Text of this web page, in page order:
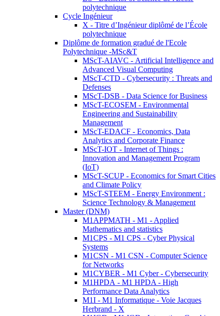
polytechnique
Cycle Ingénieur
X - Titre d’Ingénieur diplômé de l’École
polytechnique
Diplôme de formation gradué de l'Ecole
Polytechnique -MSc&T
MScT-AIAVC - Artificial Intelligence and
Advanced Visual Computing
MScT-CTD - Cybersecurity : Threats and
Defenses
MScT-DSB - Data Science for Business
MScT-ECOSEM - Environmental
Engineering and Sustainability
Management
MScT-EDACF - Economics, Data
Analytics and Corporate Finance
MScT-IOT - Internet of Things :
Innovation and Management Program
(IoT)
MScT-SCUP - Economics for Smart Cities
and Climate Policy
MScT-STEEM - Energy Environment :
Science Technology & Management
Master (DNM)
M1APPMATH - M1 - Applied
Mathematics and statistics
M1CPS - M1 CPS - Cyber Physical
Systems
M1CSN - M1 CSN - Computer Science
for Networks
M1CYBER - M1 Cyber - Cybersecurity
M1HPDA - M1 HPDA - High
Performance Data Analytics
M1I - M1 Informatique - Voie Jacques
Herbrand - X